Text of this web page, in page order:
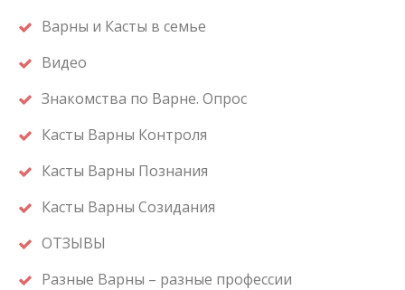
Варны и Касты в семье
Видео
Знакомства по Варне. Опрос
Касты Варны Контроля
Касты Варны Познания
Касты Варны Созидания
ОТЗЫВЫ
Разные Варны – разные профессии